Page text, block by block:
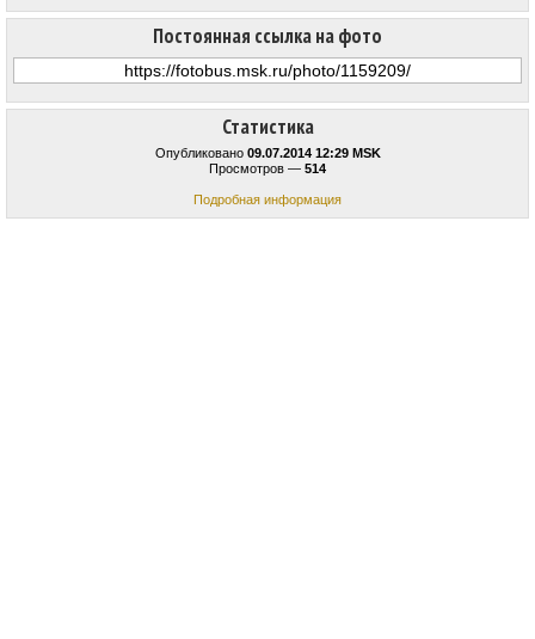
Статистика
Опубликовано 09.07.2014 12:29 MSK
Просмотров — 514
Подробная информация
Постоянная ссылка на фото